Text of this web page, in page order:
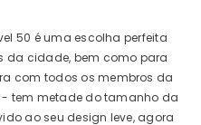
50 é uma escolha perfeita
da cidade, bem como para
com todos os membros da
tem metade do tamanho da
ao seu design leve, agora